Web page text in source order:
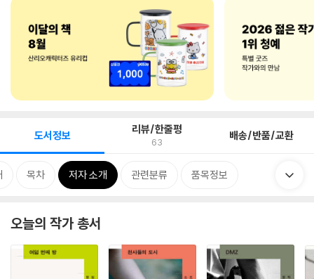
도서정보 리뷰/한줄평
63 배송/반품/교환
목차 저자 소개 관련분류 품목정보
오늘의 작가 총서